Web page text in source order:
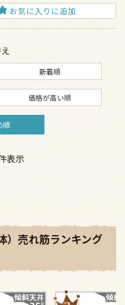
お気に入りに追加
新着順
価格が高い順
順
表示
）売れ筋ランキング